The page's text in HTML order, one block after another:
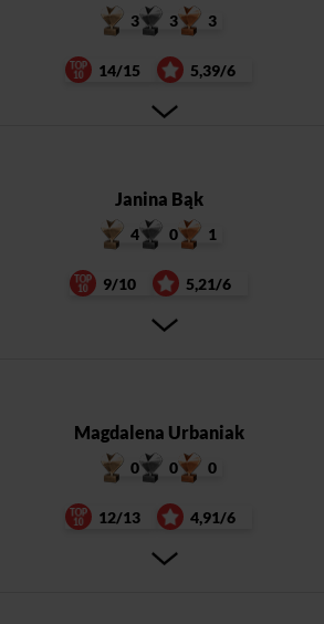
3 3 3
14/15 5,39/6
Janina Bąk
4 0 1
9/10 5,21/6
Magdalena Urbaniak
0 0 0
12/13 4,91/6